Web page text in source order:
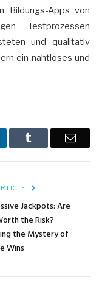
Bildungs-Apps von
Testprozessen
und qualitativ
ein nahtloses und
Email
Jackpots: Are
the Risk?
the Mystery of
Wins